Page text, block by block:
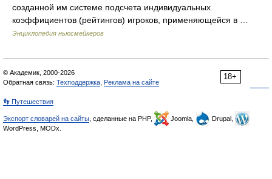
созданной им системе подсчета индивидуальных
коэффициентов (рейтингов) игроков, применяющейся в …
Энциклопедия ньюсмейкеров
18+
© Академик, 2000-2026
Обратная связь: Техподдержка Реклама на сайте
👣 Путешествия
Экспорт словарей на сайты , сделанные на PHP, Joomla,
Drupal,
WordPress, MODx.